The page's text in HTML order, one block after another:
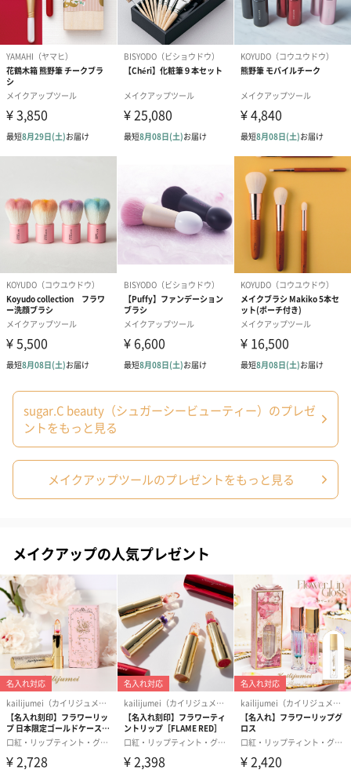
製造国 中国
紙袋
あり（280円）
誕生日や結婚祝い・出産祝いなど、様々なシーンのメッセージカ
ードを同梱します。
メッセージカードや封筒のデザインは一部変更する場合がありま
す。
写真付きメッセージカ
ード（680円）
写真付きメッセージカ
ード（Thank you）ピ
ンク（680円）
【誕生日】
Birthday ホワ
刷なし）（
ラッピング
ギフトラッピングを施してお届けいたします。
sugar.C beauty（シュガーシービューティー）のプレゼ
ントをもっと見る
メイクアップツールのプレゼントをもっと見る
メイクアップの人気プレゼント